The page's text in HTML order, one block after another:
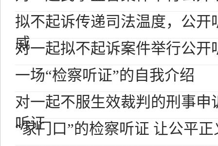
拟不起诉传递司法温度，公开
威
对一起拟不起诉案件举行公开
一场“检察听证”的自我介绍
对一起不服生效裁判的刑事申
听证
“家门口”的检察听证 让公平